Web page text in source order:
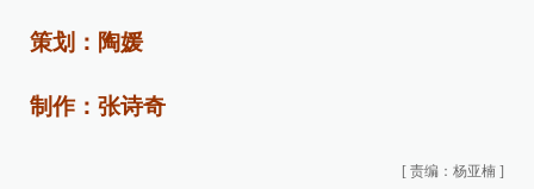
策划：陶媛
制作：张诗奇
[ 责编：杨亚楠 ]